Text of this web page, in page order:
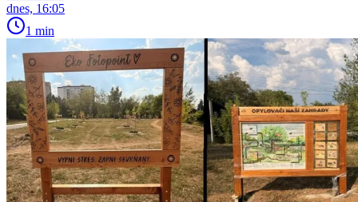
dnes, 16:05
1 min